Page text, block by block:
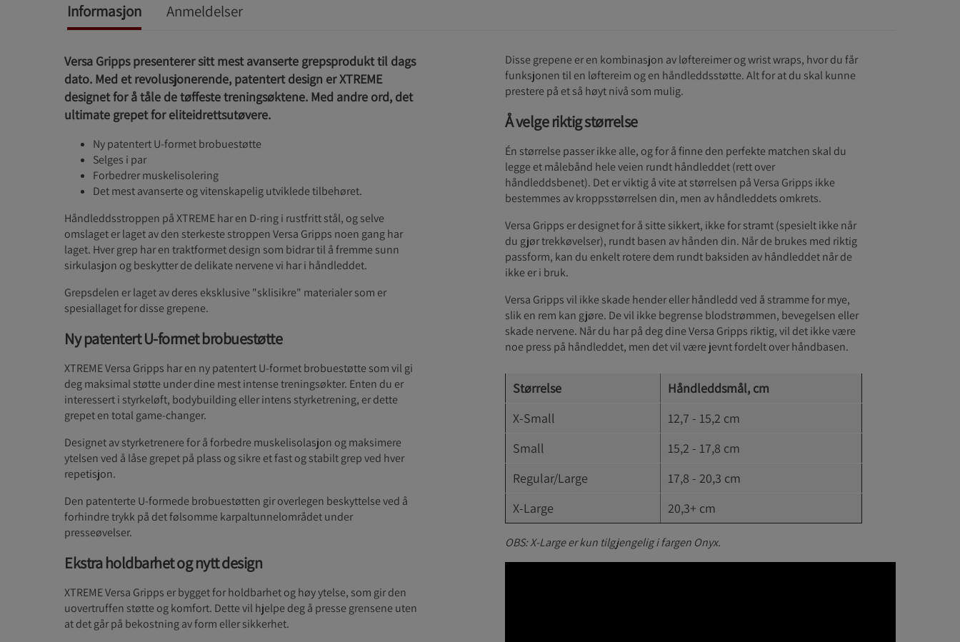
Informasjon Anmeldelser
Versa Gripps presenterer sitt mest avanserte grepsprodukt til dags
dato. Med et revolusjonerende, patentert design er XTREME
designet for å tåle de tøffeste treningsøktene. Med andre ord, det
ultimate grepet for eliteidrettsutøvere.
Ny patentert U-formet brobuestøtte
Selges i par
Forbedrer muskelisolering
Det mest avanserte og vitenskapelig utviklede tilbehøret.
Håndleddsstroppen på XTREME har en D-ring i rustfritt stål, og selve
omslaget er laget av den sterkeste stroppen Versa Gripps noen gang har
laget. Hver grep har en traktformet design som bidrar til å fremme sunn
sirkulasjon og beskytter de delikate nervene vi har i håndleddet.
Grepsdelen er laget av deres eksklusive "sklisikre" materialer som er
spesiallaget for disse grepene.
Ny patentert U-formet brobuestøtte
XTREME Versa Gripps har en ny patentert U-formet brobuestøtte som vil gi
deg maksimal støtte under dine mest intense treningsøkter. Enten du er
interessert i styrkeløft, bodybuilding eller intens styrketrening, er dette
grepet en total game-changer.
Designet av styrketrenere for å forbedre muskelisolasjon og maksimere
ytelsen ved å låse grepet på plass og sikre et fast og stabilt grep ved hver
repetisjon.
Den patenterte U-formede brobuestøtten gir overlegen beskyttelse ved å
forhindre trykk på det følsomme karpaltunnelområdet under
presseøvelser.
Ekstra holdbarhet og nytt design
XTREME Versa Gripps er bygget for holdbarhet og høy ytelse, som gir den
uovertruffen støtte og komfort. Dette vil hjelpe deg å presse grensene uten
at det går på bekostning av form eller sikkerhet.
Disse grepene er en kombinasjon av løftereimer og wrist wraps, hvor du får
funksjonen til en løftereim og en håndleddsstøtte. Alt for at du skal kunne
prestere på et så høyt nivå som mulig.
Å velge riktig størrelse
Én størrelse passer ikke alle, og for å finne den perfekte matchen skal du
legge et målebånd hele veien rundt håndleddet (rett over
håndleddsbenet). Det er viktig å vite at størrelsen på Versa Gripps ikke
bestemmes av kroppsstørrelsen din, men av håndleddets omkrets.
Versa Gripps er designet for å sitte sikkert, ikke for stramt (spesielt ikke når
du gjør trekkøvelser), rundt basen av hånden din. Når de brukes med riktig
passform, kan du enkelt rotere dem rundt baksiden av håndleddet når de
ikke er i bruk.
Versa Gripps vil ikke skade hender eller håndledd ved å stramme for mye,
slik en rem kan gjøre. De vil ikke begrense blodstrømmen, bevegelsen eller
skade nervene. Når du har på deg dine Versa Gripps riktig, vil det ikke være
noe press på håndleddet, men det vil være jevnt fordelt over håndbasen.
Størrelse
Håndleddsmål, cm
X-Small
12,7 - 15,2 cm
Small
15,2 - 17,8 cm
Regular/Large
17,8 - 20,3 cm
X-Large
20,3+ cm
OBS: X-Large er kun tilgjengelig i fargen Onyx.